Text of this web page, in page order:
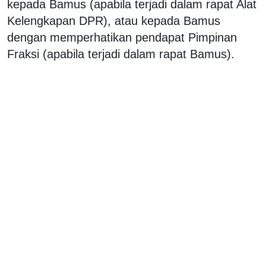
kepada Bamus (apabila terjadi dalam rapat Alat
Kelengkapan DPR), atau kepada Bamus
dengan memperhatikan pendapat Pimpinan
Fraksi (apabila terjadi dalam rapat Bamus).